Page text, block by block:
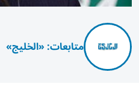
متابعات: «الخليج»